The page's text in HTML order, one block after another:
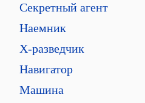
Секретный агент
Наемник
Х-разведчик
Навигатор
Машина